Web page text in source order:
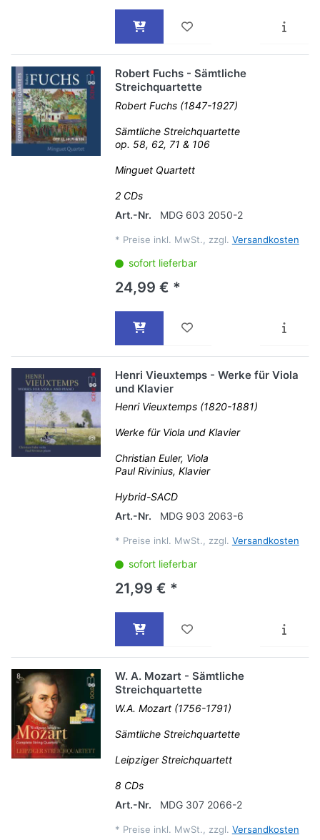
Robert Fuchs - Sämtliche
Streichquartette
Robert Fuchs (1847-1927)
Sämtliche Streichquartette
op. 58, 62, 71 & 106
Minguet Quartett
2 CDs
Art.-Nr.
MDG 603 2050-2
* Preise inkl. MwSt., zzgl. Versandkosten
sofort lieferbar
24,99 € *
Henri Vieuxtemps - Werke für Viola
und Klavier
Henri Vieuxtemps (1820-1881)
Werke für Viola und Klavier
Christian Euler, Viola
Paul Rivinius, Klavier
Hybrid-SACD
Art.-Nr.
MDG 903 2063-6
* Preise inkl. MwSt., zzgl. Versandkosten
sofort lieferbar
21,99 € *
W. A. Mozart - Sämtliche
Streichquartette
W.A. Mozart (1756-1791)
Sämtliche Streichquartette
Leipziger Streichquartett
8 CDs
Art.-Nr.
MDG 307 2066-2
* Preise inkl. MwSt., zzgl. Versandkosten